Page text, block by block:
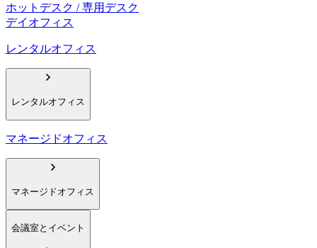
ホットデスク / 専用デスク
デイオフィス
レンタルオフィス
レンタルオフィス
マネージドオフィス
マネージドオフィス
会議室とイベント